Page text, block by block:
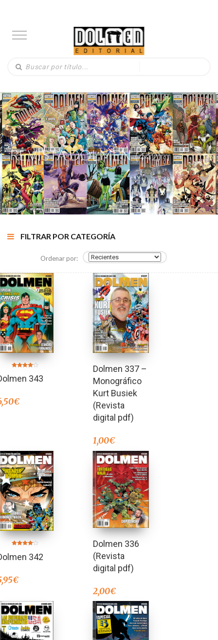
REVISTA DOLMEN(442)
FILTRAR POR CATEGORÍA
Ordenar por:
en
4.00
343
€
Dolmen 337 –
Monográfico
Kurt Busiek
(Revista
digital pdf)
1,00€
en
4.00
342
€
Dolmen 336
(Revista
digital pdf)
2,00€